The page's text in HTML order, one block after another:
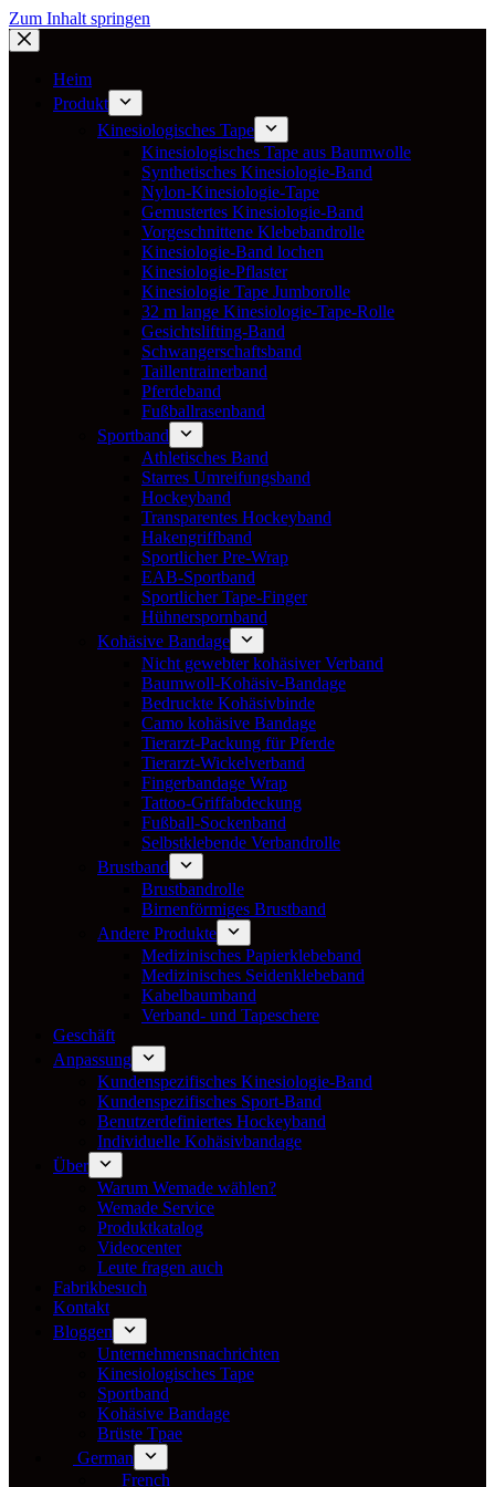
Zum Inhalt springen
Heim
Produkt
Kinesiologisches Tape
Kinesiologisches Tape aus Baumwolle
Synthetisches Kinesiologie-Band
Nylon-Kinesiologie-Tape
Gemustertes Kinesiologie-Band
Vorgeschnittene Klebebandrolle
Kinesiologie-Band lochen
Kinesiologie-Pflaster
Kinesiologie Tape Jumborolle
32 m lange Kinesiologie-Tape-Rolle
Gesichtslifting-Band
Schwangerschaftsband
Taillentrainerband
Pferdeband
Fußballrasenband
Sportband
Athletisches Band
Starres Umreifungsband
Hockeyband
Transparentes Hockeyband
Hakengriffband
Sportlicher Pre-Wrap
EAB-Sportband
Sportlicher Tape-Finger
Hühnerspornband
Kohäsive Bandage
Nicht gewebter kohäsiver Verband
Baumwoll-Kohäsiv-Bandage
Bedruckte Kohäsivbinde
Camo kohäsive Bandage
Tierarzt-Packung für Pferde
Tierarzt-Wickelverband
Fingerbandage Wrap
Tattoo-Griffabdeckung
Fußball-Sockenband
Selbstklebende Verbandrolle
Brustband
Brustbandrolle
Birnenförmiges Brustband
Andere Produkte
Medizinisches Papierklebeband
Medizinisches Seidenklebeband
Kabelbaumband
Verband- und Tapeschere
Geschäft
Anpassung
Kundenspezifisches Kinesiologie-Band
Kundenspezifisches Sport-Band
Benutzerdefiniertes Hockeyband
Individuelle Kohäsivbandage
Über
Warum Wemade wählen?
Wemade Service
Produktkatalog
Videocenter
Leute fragen auch
Fabrikbesuch
Kontakt
Bloggen
Unternehmensnachrichten
Kinesiologisches Tape
Sportband
Kohäsive Bandage
Brüste Tpae
German
French